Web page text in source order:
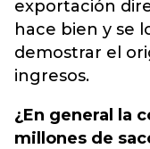
exportación
hace bien y se
demostrar el
ingresos.
¿En general la
millones de